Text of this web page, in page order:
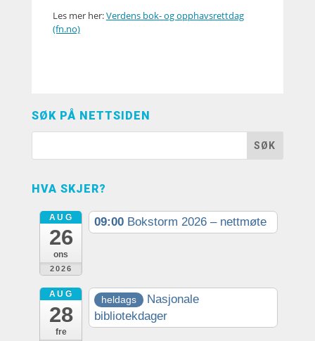
Les mer her:Verdens bok- og opphavsrettdag
(fn.no)
SØK PÅ NETTSIDEN
HVA SKJER?
AUG
26
ons
2026
09:00 Bokstorm 2026 – nettmøte
AUG
28
fre
heldags
Nasjonale
bibliotekdager